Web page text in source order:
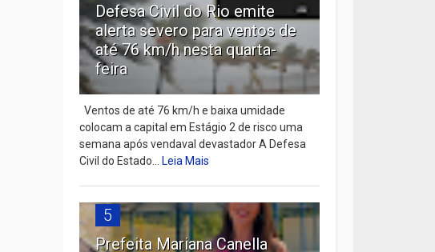
Defesa Civil do Rio emite
alerta severo para ventos de
até 76 km/h nesta quarta-
feira
Ventos de até 76 km/h e baixa umidade
colocam a capital em Estágio 2 de risco uma
semana após vendaval devastador A Defesa
Civil do Estado...Leia Mais
5
Prefeita Mariana Canella